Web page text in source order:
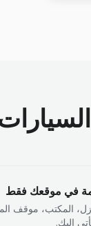
في موقعك فقط
المكتب، موقف
إليك.